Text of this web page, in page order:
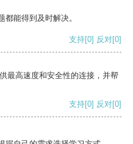
能得到及时解决。
支持[0] 反对[0]
最高速度和安全性的连接，并帮
支持[0] 反对[0]